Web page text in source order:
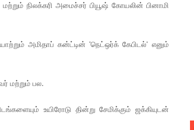
நிலக்கரி அமைச்சர் பியூஷ் கோயலின் பினாமி
அமிதாப் கன்ட்டின் 'நெட்ஒர்க் கேபிடல்' எனும்
மற்றும் பல.
உயிரோடு தின்று சேமிக்கும் ஜக்கியுடன்